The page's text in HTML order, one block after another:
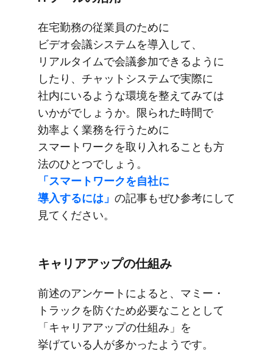
在宅勤務の​従業員の​ために​
ビデオ会議システムを​導入して、​
リアルタイムで​会議参加できるように​
したり、​チャットシステムで​実際に​
社内に​いるような​環境を​整えてみては​
いかがでしょうか。​限られた​時間で​
効率よく​業務を​行う​ために​
スマートワークを​取り入れる​ことも​方​
法の​ひとつでしょう。
「スマートワークを​自社に​
導入するには」 の​記事も​ぜひ参考に​して​
見てください。
キャリアアップの​仕組み
前述の​アンケートに​よると、​マミー・
トラックを​防ぐ​ため必要な​ことと​して​
「キャリアアップの​仕組み」を​
挙げている​人が​多かったようです。